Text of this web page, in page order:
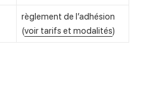
règlement de l’adhésion
(voir tarifs et modalités)